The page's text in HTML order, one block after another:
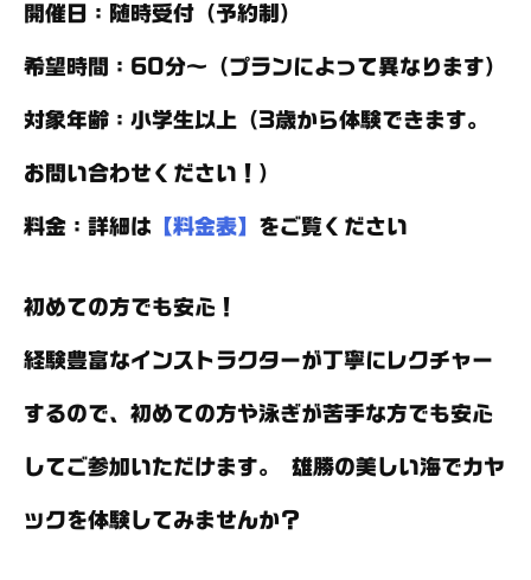
開催日 ：随時受付（予約制）
希望時間 ：60分～（プランによって異なります）
対象年齢 ：小学生以上（3歳から体験できます。
お問い合わせください！）
料金 ：詳細は 【料金表】 をご覧ください
初めての方でも安心！
経験豊富なインストラクターが丁寧にレクチャー
するので、初めての方や泳ぎが苦手な方でも安心
してご参加いただけます。 雄勝の美しい海でカヤ
ックを体験してみませんか？